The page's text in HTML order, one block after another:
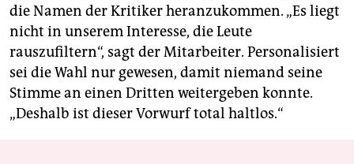
die Namen der Kritiker heranzukommen. „Es liegt
nicht in unserem Interesse, die Leute
rauszufiltern“, sagt der Mitarbeiter. Personalisiert
sei die Wahl nur gewesen, damit niemand seine
Stimme an einen Dritten weitergeben konnte.
„Deshalb ist dieser Vorwurf total haltlos.“